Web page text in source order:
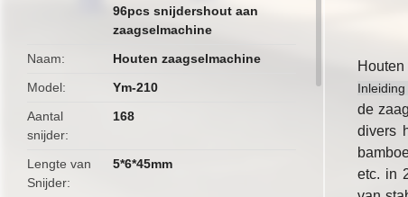
96pcs snijdershout aan
zaagselmachine
Naam
Houten zaagselmachine
Model
Ym-210
Aantal
snijder
168
Lengte van
Snijder
5*6*45mm
de
divers
etc. in